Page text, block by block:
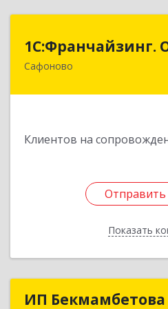
1С:Франчайзинг.
Сафоново
Клиентов на
Отправить
Показать
215500, Смоленская
Отправить
Назад
ИП Бекмамбетова
ИП